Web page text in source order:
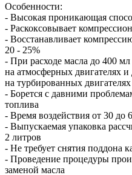
Особенности:
- Высокая проникающая
- Раскоксовывает
- Восстанавливает
20 - 25%
- При расходе масла до 400
на атмосферных двигателях
на турбированных двигателях
- Борется с давними
топлива
- Время воздействия от 30 до
- Выпускаемая упаковка
2 литров
- Не требует снятия поддона
- Проведение процедуры
заменой масла